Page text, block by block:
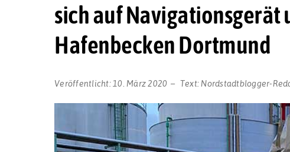
sich auf Navigationsgerät
Hafenbecken Dortmund
Veröffentlicht: 10. März 2020 Text: Nordstadtblogger-